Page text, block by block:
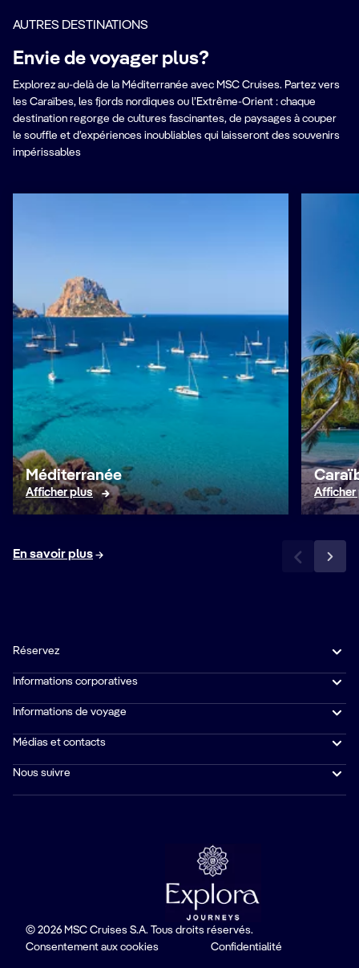
AUTRES DESTINATIONS
Envie de voyager plus?
Explorez au-delà de la Méditerranée avec MSC Cruises. Partez vers
les Caraïbes, les fjords nordiques ou l’Extrême-Orient : chaque
destination regorge de cultures fascinantes, de paysages à couper
le souffle et d’expériences inoubliables qui laisseront des souvenirs
impérissables
Méditerranée
Afficher plus Afficher
En savoir plus
Réservez
Informations corporatives
Informations de voyage
Médias et contacts
Nous suivre
© 2026 MSC Cruises S.A. Tous droits réservés.
Consentement aux cookies
Confidentialité